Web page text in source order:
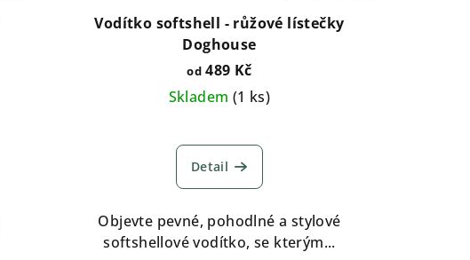
Vodítko softshell - růžové lístečky
Doghouse
od489 Kč
Skladem (1 ks)
Detail
Objevte pevné, pohodlné a stylové
softshellové vodítko, se kterým...